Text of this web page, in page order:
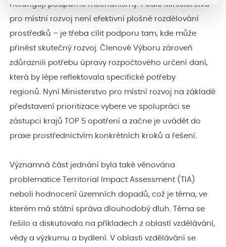
nefungují podpůrné mechanismy. Podle Ministerstva
pro místní rozvoj není efektivní plošné rozdělování
prostředků – je třeba cílit podporu tam, kde může
přinést skutečný rozvoj. Členové Výboru zároveň
zdůraznili potřebu úpravy rozpočtového určení daní,
která by lépe reflektovala specifické potřeby
regionů. Nyní Ministerstvo pro místní rozvoj na základě
představení prioritizace vybere ve spolupráci se
zástupci krajů TOP 5 opatření a začne je uvádět do
praxe prostřednictvím konkrétních kroků a řešení.
Významná část jednání byla také věnována
problematice Territorial Impact Assessment (TIA)
neboli hodnocení územních dopadů, což je téma, ve
kterém má státní správa dlouhodobý dluh. Téma se
řešilo a diskutovalo na příkladech z oblastí vzdělávání,
vědy a výzkumu a bydlení. V oblasti vzdělávání se